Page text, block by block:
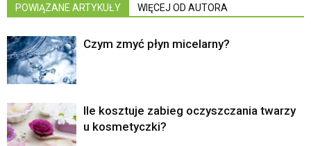
POWIĄZANE ARTYKUŁY WIĘCEJ OD AUTORA
Czym zmyć płyn micelarny?
Ile kosztuje zabieg oczyszczania twarzy
u kosmetyczki?